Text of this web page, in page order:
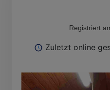
Registriert
Zuletzt online